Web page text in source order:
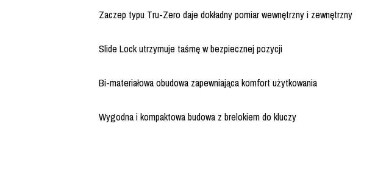
Zaczep typu Tru-Zero daje dokładny pomiar wewnętrzny i zewnętrzny
Slide Lock utrzymuje taśmę w bezpiecznej pozycji
Bi-materiałowa obudowa zapewniająca komfort użytkowania
Wygodna i kompaktowa budowa z brelokiem do kluczy